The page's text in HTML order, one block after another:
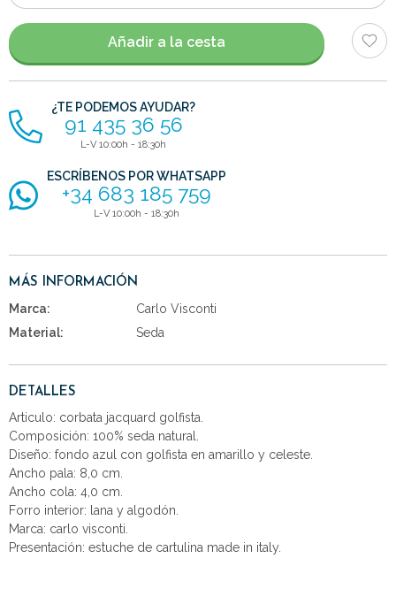
de
artículos
Añadir a la cesta
¿TE PODEMOS AYUDAR?
91 435 36 56
L-V 10:00h - 18:30h
ESCRÍBENOS POR WHATSAPP
+34 683 185 759
L-V 10:00h - 18:30h
MÁS INFORMACIÓN
Marca:
Carlo Visconti
Material:
Seda
DETALLES
Articulo: corbata jacquard golfista.
Composición: 100% seda natural.
Diseño: fondo azul con golfista en amarillo y celeste.
Ancho pala: 8,0 cm.
Ancho cola: 4,0 cm.
Forro interior: lana y algodón.
Marca: carlo visconti.
Presentación: estuche de cartulina made in italy.